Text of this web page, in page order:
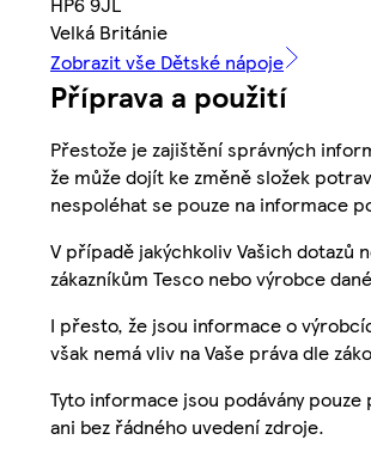
Velká Británie
Zobrazit vše Dětské nápoje
Příprava a použití
Přestože je zajištění správných
že může dojít ke změně složek
nespoléhat se pouze na informace
V případě jakýchkoliv Vašich dotazů
zákazníkům Tesco nebo výrobce
I přesto, že jsou informace o
však nemá vliv na Vaše práva dle
Tyto informace jsou podávány
ani bez řádného uvedení zdroje.